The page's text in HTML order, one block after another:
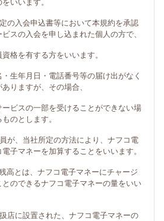
いいます。
の入会申込書等において本規約を承認
スの入会を申し込まれた個人の方で、
格を有する方をいいます。
生年月日・電話番号等の届け出がなく
りますが、その場合、
ビスの一部を受けることができない場
のとします。
が、当社所定の方法により、ナフコ電
子マネーを加算することをいいます。
高とは、ナフコ電子マネーにチャージ
のできるナフコ電子マネーの量をいい
店に設置された、ナフコ電子マネーの